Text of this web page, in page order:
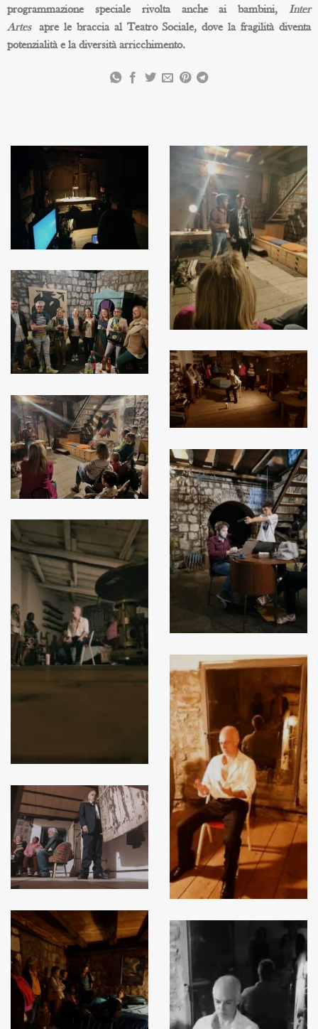
programmazione speciale rivolta anche ai bambini,Inter
Artesapre le braccia al Teatro Sociale, dove la fragilità diventa
potenzialità e la diversità arricchimento.